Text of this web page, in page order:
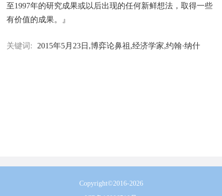
至1997年的研究成果或以后出现的任何新鲜想法，取得一些
有价值的成果。』
关键词: 2015年5月23日,博弈论鼻祖,经济学家,约翰·纳什
Copyright©2016-2026